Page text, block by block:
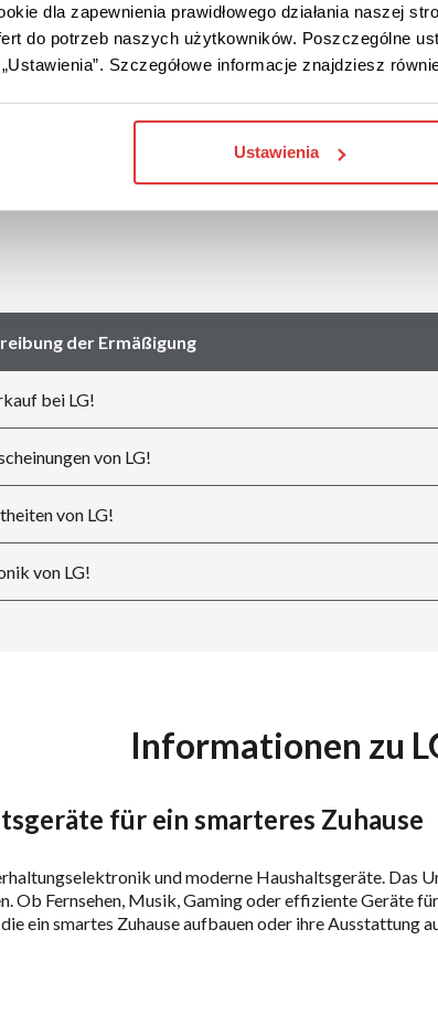
dla zapewnienia prawidłowego działania naszej
do potrzeb naszych użytkowników. Poszczególne
Szczegółowe informacje znajdziesz
Ustawienia
Geschäften
Huawei
Saturn
der Ermäßigung
bei LG!
von LG!
von LG!
von LG!
Informationen zu
für ein smarteres Zuhause
und moderne Haushaltsgeräte. Das
Ob Fernsehen, Musik, Gaming oder effiziente Geräte
ein smartes Zuhause aufbauen oder ihre Ausstattung